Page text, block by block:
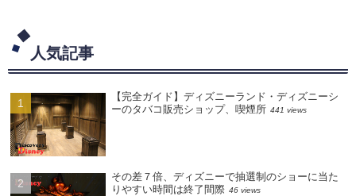
人気記事
【完全ガイド】ディズニーランド・ディズニーシ
ーのタバコ販売ショップ、喫煙所 441 views
その差７倍、ディズニーで抽選制のショーに当た
りやすい時間は終了間際 46 views